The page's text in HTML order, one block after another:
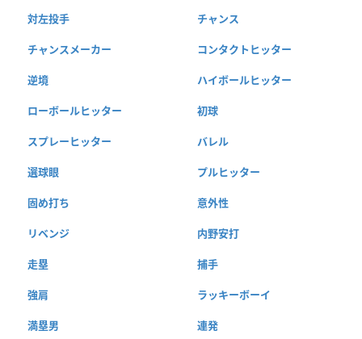
対左投手 チャンス
チャンスメーカー コンタクトヒッター
逆境 ハイボールヒッター
ローボールヒッター 初球
スプレーヒッター バレル
選球眼 プルヒッター
固め打ち 意外性
リベンジ 内野安打
走塁 捕手
強肩 ラッキーボーイ
満塁男 連発